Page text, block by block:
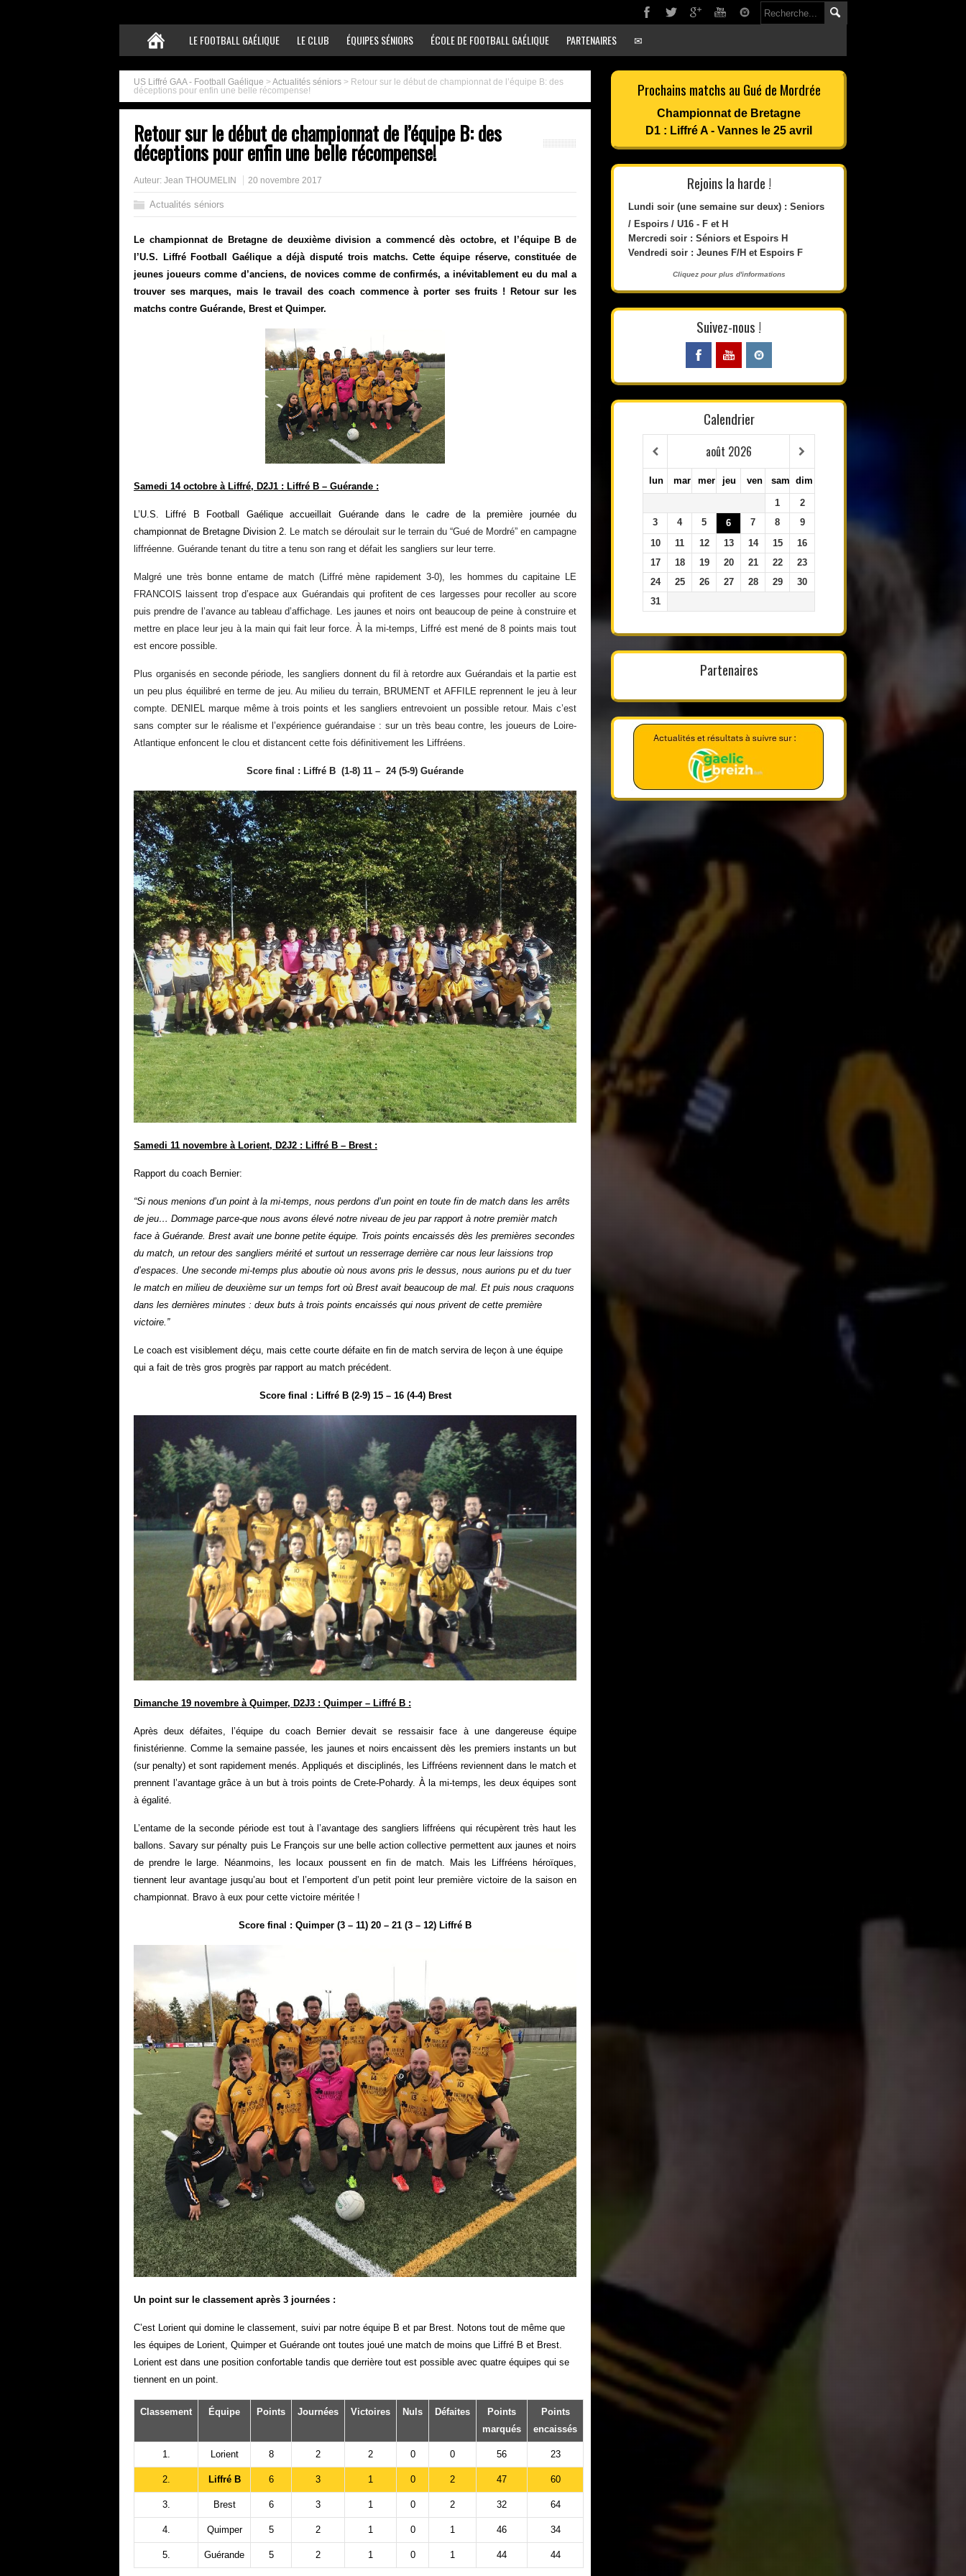
LE FOOTBALL GAÉLIQUE LE CLUB ÉQUIPES SÉNIORS ÉCOLE DE FOOTBALL GAÉLIQUE PARTENAIRES ✉
US Liffré GAA - Football Gaélique >Actualités séniors > Retour sur le début de championnat de l’équipe B: des
déceptions pour enfin une belle récompense!
Retour sur le début de championnat de l’équipe B: des
déceptions pour enfin une belle récompense!
Auteur: Jean THOUMELIN 20 novembre 2017
Actualités séniors
Le championnat de Bretagne de deuxième division a commencé dès octobre, et l’équipe B de
l’U.S. Liffré Football Gaélique a déjà disputé trois matchs. Cette équipe réserve, constituée de
jeunes joueurs comme d’anciens, de novices comme de confirmés, a inévitablement eu du mal a
trouver ses marques, mais le travail des coach commence à porter ses fruits ! Retour sur les
matchs contre Guérande, Brest et Quimper.
Samedi 14 octobre à Liffré, D2J1 : Liffré B – Guérande :
L’U.S. Liffré B Football Gaélique accueillait Guérande dans le cadre de la première journée du
championnat de Bretagne Division 2.
Le match se déroulait sur le terrain du “Gué de Mordré” en campagne
liffréenne. Guérande tenant du titre a tenu son rang et défait les sangliers sur leur terre.
Malgré une très bonne entame de match (Liffrémène rapidement 3-0), les hommes du capitaine LE
FRANCOIS laissent trop d’espace aux Guérandais qui profitent de ces largesses pour recoller au score
puis prendre de l’avance au tableau d’affichage. Les jaunes et noirs ont beaucoup de peine à construire et
mettre en place leur jeu à la main qui fait leur force. Àla mi-temps, Liffré est mené de 8 points mais tout
est encore possible.
Plus organisés en seconde période, les sangliers donnent du fil à retordre aux Guérandais et la partie est
un peu plus équilibré en terme de jeu. Au milieu du terrain, BRUMENT et AFFILE reprennent le jeu à leur
compte. DENIEL marque même à trois points et les sangliers entrevoient un possible retour. Mais c’est
sans compter sur le réalisme et l’expérience guérandaise : sur un très beau contre, les joueurs de Loire-
Atlantique enfoncent le clou et distancent cette fois définitivement les Liffréens.
Score final : Liffré B (1-8) 11 – 24 (5-9) Guérande
Samedi 11 novembre à Lorient, D2J2 : Liffré B – Brest :
Rapport du coach Bernier:
“Si nous menions d’un point à la mi-temps, nous perdons d’un point en toute fin de match dans les arrêts
de jeu… Dommage parce-que nous avons élevé notre niveau de jeu par rapport à notre premièr match
face à Guérande. Brest avait une bonne petite équipe. Trois points encaissés dès les premières secondes
du match, un retour des sangliers mérité et surtout un resserrage derrière car nous leur laissions trop
d’espaces. Une seconde mi-temps plus aboutie où nous avons pris le dessus, nous aurions pu et du tuer
le match en milieu de deuxième sur un temps fort où Brest avait beaucoup de mal. Et puis nous craquons
dans les dernières minutes : deux buts à trois points encaissés qui nous privent de cette première
victoire.”
Le coach est visiblement déçu, mais cette courte défaite en fin de match servira de leçon à une équipe
qui a fait de très gros progrès par rapport au match précédent.
Score final : Liffré B (2-9) 15 – 16 (4-4) Brest
Dimanche 19 novembre à Quimper, D2J3 : Quimper – Liffré B :
Après deux défaites, l’équipe du coach Bernier devait se ressaisir face à une dangereuse équipe
finistérienne. Comme la semaine passée, les jaunes et noirs encaissent dès les premiers instants un but
(sur penalty) et sont rapidement menés. Appliqués et disciplinés, les Liffréens reviennent dans le match et
prennent l’avantage grâce à un but à trois points de Crete-Pohardy. À la mi-temps, les deux équipes sont
à égalité.
L’entame de la seconde période est tout à l’avantage des sangliers liffréens qui récupèrent très haut les
ballons. Savary sur pénalty puis Le François sur une belle action collective permettent aux jaunes et noirs
de prendre le large. Néanmoins, les locaux poussent en fin de match. Mais les Liffréens héroïques,
tiennent leur avantage jusqu’au bout et l’emportent d’un petit point leur première victoire de la saison en
championnat. Bravo à eux pour cette victoire méritée !
Score final : Quimper (3 – 11) 20 – 21 (3 – 12) Liffré B
Un point sur le classement après 3 journées :
C’est Lorient qui domine le classement, suivi par notre équipe B et par Brest. Notons tout de même que
les équipes de Lorient, Quimper et Guérande ont toutes joué une match de moins que Liffré B et Brest.
Lorient est dans une position confortable tandis que derrière tout est possible avec quatre équipes qui se
tiennent en un point.
Classement Équipe Points Journées Victoires Nuls Défaites
Points
marqués
Points
encaissés
1. Lorient 8 2 2 0 0 56 23
2. Liffré B 6 3 1 0 2 47 60
3. Brest 6 3 1 0 2 32 64
4. Quimper 5 2 1 0 1 46 34
5. Guérande 5 2 1 0 1 44 44
Prochains matchs au Gué de Mordrée
Championnat de Bretagne
D1 : Liffré A - Vannes le 25 avril
Rejoins la harde !
Lundi soir (une semaine sur deux) : Seniors
/ Espoirs / U16 - F et H
Mercredi soir : Séniors et Espoirs H
Vendredi soir : Jeunes F/H et Espoirs F
Cliquez pour plus d'informations
Suivez-nous !
Calendrier
août 2026
lun mar mer jeu ven sam dim
1
2
3
4 5 6 7 8
9
10
11 12 13 14 15
16
17
18 19 20 21 22
23
24
25 26 27 28 29
30
31
Partenaires